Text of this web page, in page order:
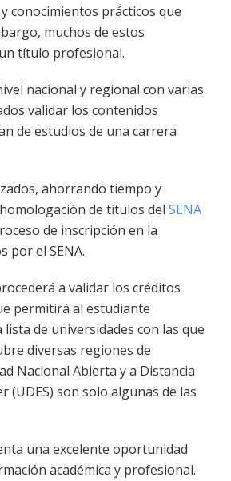
conocimientos prácticos que
muchos de estos
título profesional.
nacional y regional con varias
validar los contenidos
de estudios de una carrera
ahorrando tiempo y
de títulos del SENA
de inscripción en la
por el SENA.
a validar los créditos
permitirá al estudiante
de universidades con las que
diversas regiones de
Nacional Abierta y a Distancia
(UDES) son solo algunas de las
una excelente oportunidad
académica y profesional.